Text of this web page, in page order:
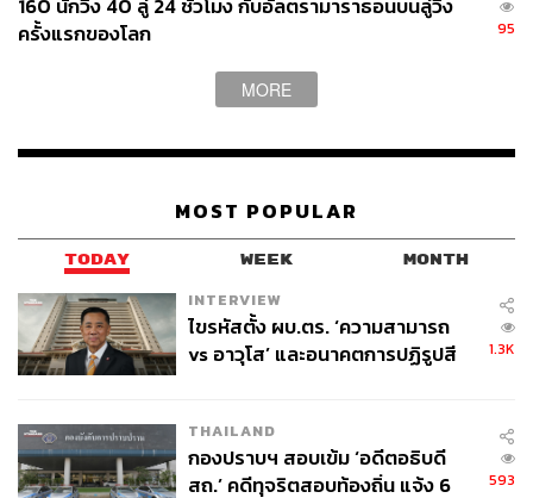
160 นักวิ่ง 40 ลู่ 24 ชั่วโมง กับอัลตรามาราธอนบนลู่วิ่ง
ครั้งแรกของโลก
95
MORE
MOST POPULAR
TODAY WEEK MONTH
INTERVIEW
ไขรหัสตั้ง ผบ.ตร. ‘ความสามารถ
vs อาวุโส’ และอนาคตการปฏิรูปสี
1.3K
THAILAND
กองปราบฯ สอบเข้ม ‘อดีตอธิบดี
สถ.’ คดีทุจริตสอบท้องถิ่น แจ้ง 6
593